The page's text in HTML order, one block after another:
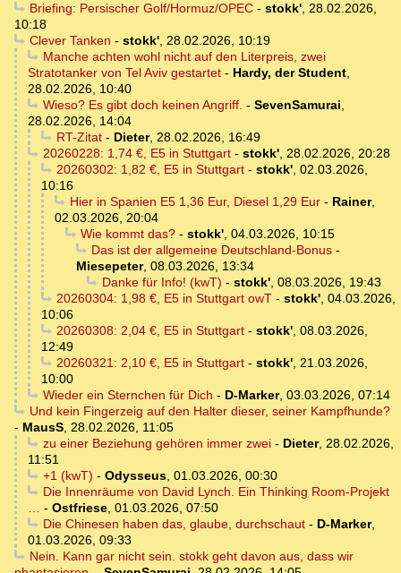
Briefing: Persischer Golf/Hormuz/OPEC- stokk', 28.02.2026,
10:18
Clever Tanken - stokk', 28.02.2026, 10:19
Manche achten wohl nicht auf den Literpreis, zwei
Stratotanker von Tel Aviv gestartet - Hardy, der Student,
28.02.2026, 10:40
Wieso? Es gibt doch keinen Angriff. - SevenSamurai,
28.02.2026, 14:04
RT-Zitat- Dieter, 28.02.2026, 16:49
20260228: 1,74 €, E5 in Stuttgart- stokk', 28.02.2026, 20:28
20260302: 1,82 €, E5 in Stuttgart- stokk', 02.03.2026,
10:16
Hier in Spanien E5 1,36 Eur, Diesel 1,29 Eur- Rainer,
02.03.2026, 20:04
Wie kommt das?- stokk', 04.03.2026, 10:15
Das ist der allgemeine Deutschland-Bonus-
Miesepeter, 08.03.2026, 13:34
Danke für Info! (kwT) - stokk', 08.03.2026, 19:43
20260304: 1,98 €, E5 in Stuttgart owT- stokk', 04.03.2026,
10:06
20260308: 2,04 €, E5 in Stuttgart- stokk', 08.03.2026,
12:49
20260321: 2,10 €, E5 in Stuttgart- stokk', 21.03.2026,
10:00
Wieder ein Sternchen für Dich - D-Marker, 03.03.2026, 07:14
Und kein Fingerzeig auf den Halter dieser, seiner Kampfhunde?
- MausS, 28.02.2026, 11:05
zu einer Beziehung gehören immer zwei- Dieter, 28.02.2026,
11:51
+1 (kwT) - Odysseus, 01.03.2026, 00:30
Die Innenräume von David Lynch. Ein Thinking Room-Projekt
… - Ostfriese, 01.03.2026, 07:50
Die Chinesen haben das, glaube, durchschaut- D-Marker,
01.03.2026, 09:33
Nein. Kann gar nicht sein. stokk geht davon aus, dass wir